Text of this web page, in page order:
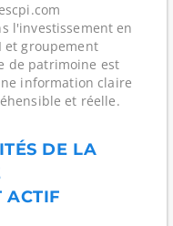
l'investissement en
et groupement
de patrimoine est
information claire
et réelle.
DE LA
ACTIF